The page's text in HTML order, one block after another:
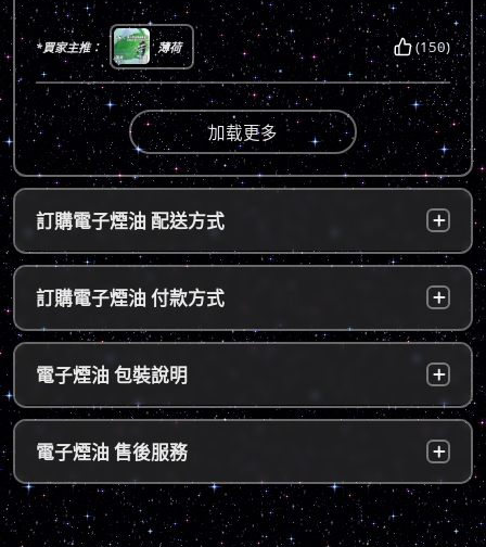
*買家主推： 薄荷 (150)
加载更多
訂購電子煙油 配送方式
台灣本島：
a. 黑貓宅配：訂單成立後，24小時內寄出，2
～5個工作天內可送達指定地址。
b. 7-11便利店：訂單成立後，24小時內寄出，
2～5個工作天內可送達指定便利店。（ 如遇休
延。遇異常出貨情況，將另外通知您）。
*提示1：線上支付成功並至便利店取貨者須核
對證件，取貨人必須是商品託運單上的收件
人，收件人請勿使用暱稱、假名以免無法順利
取貨。
訂購電子煙油 付款方式
貨到付款：
使用貨到付款方式只需於配達貨物時，將訂單
款項以新台幣現金的方式繳款，即可完成付
款。
超商付款：
訂單送達門市後，會寄送簡訊通知取貨，請至
超商告知門市人員您訂購時所填寫的聯絡電話
後三碼，並付款取貨。
電子煙油 包裝說明
隱密包裝：
由於台灣法律政策原因，包裝上不會註明內容
物，謝謝理解。
電子煙油 售後服務
退換貨原則 包裹拆封請全程錄影，已確保雙方權益。